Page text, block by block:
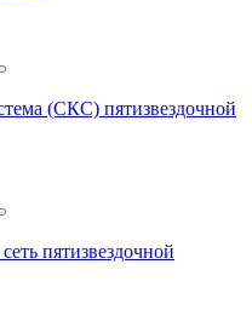
(СКС) пятизвездочной
пятизвездочной